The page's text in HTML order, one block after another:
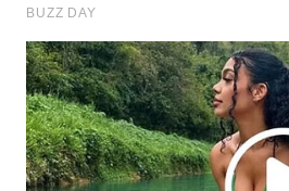
BORNEO
Wahana
Media
Group